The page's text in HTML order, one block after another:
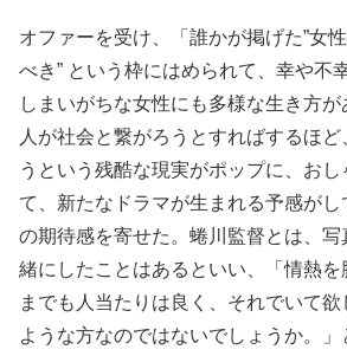
オファーを受け、「誰かが掲げた”女
べき” という枠にはめられて、幸や不
しまいがちな女性にも多様な生き方が
人が社会と繋がろうとすればするほど
うという残酷な現実がポップに、お
て、新たなドラマが生まれる予感が
の期待感を寄せた。蜷川監督とは、
緒にしたことはあるといい、「情熱を
までも人当たりは良く、それでいて
ような方なのではないでしょうか。